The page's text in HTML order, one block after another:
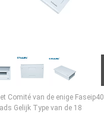
Comité van de enige Faseip40
Gelijk Type van de 18